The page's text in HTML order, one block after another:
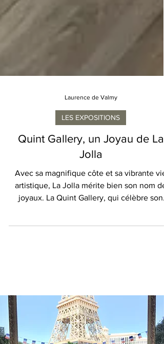
Laurence de Valmy
LES EXPOSITIONS
Quint Gallery, un Joyau de La
Jolla
Avec sa magnifique côte et sa vibrante vie
artistique, La Jolla mérite bien son nom de
40e...